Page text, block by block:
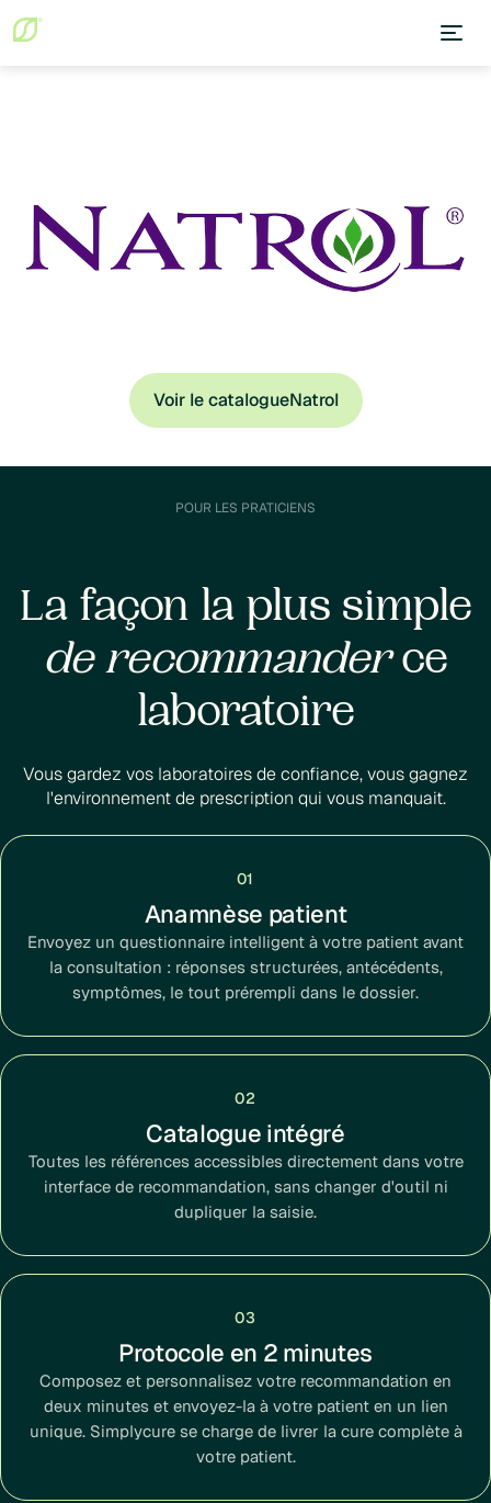
Voir le catalogueNatrol
POUR LES PRATICIENS
La façon la plus simple
de recommanderce
laboratoire
Vous gardez vos laboratoires de confiance, vous gagnez
l'environnement de prescription qui vous manquait.
01
Anamnèse patient
Envoyez un questionnaire intelligent à votre patient avant
la consultation : réponses structurées, antécédents,
symptômes, le tout prérempli dans le dossier.
02
Catalogue intégré
Toutes les références accessibles directement dans votre
interface de recommandation, sans changer d'outil ni
dupliquer la saisie.
03
Protocole en 2 minutes
Composez et personnalisez votre recommandation en
deux minutes et envoyez-la à votre patient en un lien
unique. Simplycure se charge de livrer la cure complète à
votre patient.